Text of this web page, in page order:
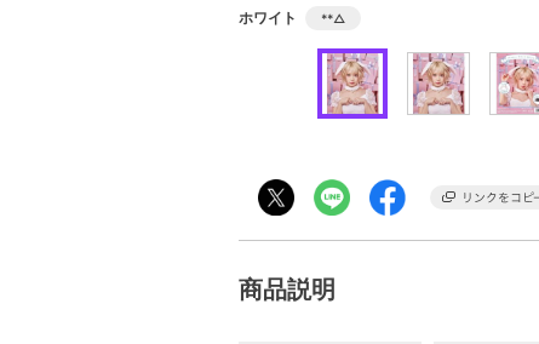
ホワイト **△
商品説明